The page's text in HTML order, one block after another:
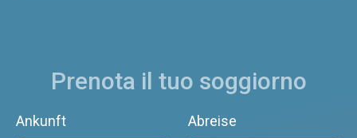
Prenota il tuo soggiorno
Ankunft Abreise